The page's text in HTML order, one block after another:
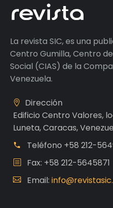
La revista SIC, es una
Centro Gumilla, Centro
Social (CIAS) de la
Venezuela.
Dirección
Edificio Centro Valores,
Luneta, Caracas,
Teléfono +58 212-
Fax: +58 212-5645871
Email: